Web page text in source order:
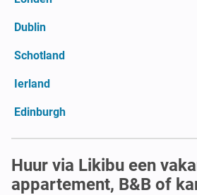
Dublin
Schotland
Ierland
Edinburgh
Huur via Likibu een
appartement, B&B of